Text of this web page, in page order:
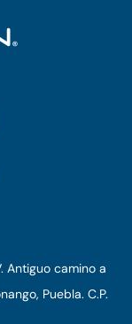
Antiguo camino a
Puebla. C.P.